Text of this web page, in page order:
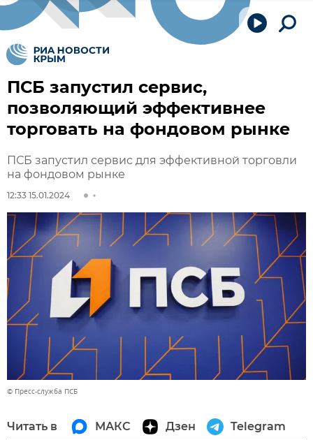
ПСБ запустил сервис,
позволяющий эффективнее
торговать на фондовом рынке
ПСБ запустил сервис для эффективной торговли
на фондовом рынке
12:33 15.01.2024
© Пресс-служба ПСБ
Читать в МАКС Дзен Telegram